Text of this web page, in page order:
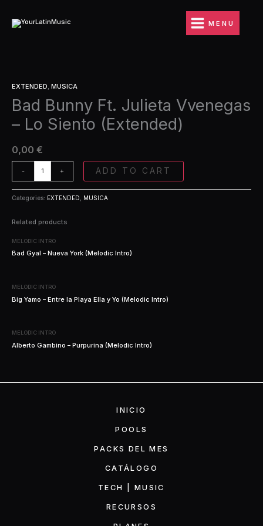
contenido
MENU
EXTENDED, MUSICA
Bad Bunny Ft. Julieta Vvenegas
– Lo Siento (Extended)
0,00 €
-
Bunny
Ft.
Julieta
Vvenegas
Lo
(Extended)
quantity
+ ADD TO CART
Categories: EXTENDED MUSICA
Related products
MELODIC INTRO
Bad Gyal – Nueva York (Melodic Intro)
MELODIC INTRO
Big Yamo – Entre la Playa Ella y Yo (Melodic Intro)
MELODIC INTRO
Alberto Gambino – Purpurina (Melodic Intro)
INICIO
POOLS
PACKS DEL MES
CATÁLOGO
TECH | MUSIC
RECURSOS
Vvenegas
-